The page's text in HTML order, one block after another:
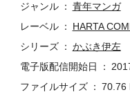
ジャンル
青年マンガ
レーベル
HARTA
シリーズ
かぶき伊左
電子版配信開始日
ファイルサイズ
70.76